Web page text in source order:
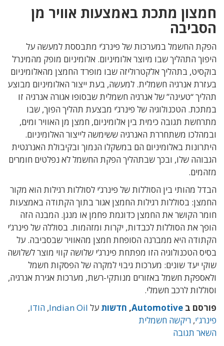
חמצון מתכת באמצעות אוויר מן
הסביבה
הפקת החשמל במערכות של פינרג’י מתבססת למעשה על
היפוך התהליך שבו מיוצר אלומיניום. אלומיניום מופק מהמינרל
בוקסיט, בתהליך אלקטרוליזה שבו מופרד החמצן מהאלומיניום
בעזרת אנרגיה חשמלית. למעשה, בעת ייצור האלומיניום מבוצע
תהליך “טעינה” של אנרגיה חשמלית שבסופו אגורה אנרגיה זו
במתכת. הטכנולוגיה של פינרג’י מבצעת תהליך הפוך, שבו
מתרחשת תגובה כימית בין אלומיניום, חמצן מן האוויר ומים,
ובמהלכו משתחררת האנרגיה ששימשה לייצור האלומיניום.
היתרונות באלומיניום הם במשקלו הנמוך ובקיבולת האנרגטית
הגבוהה שלו, ובכך שבתהליך הפקת החשמל לא נפלטים חומרים
מזהמים.
הבדל מהותי בין הסוללות של פינרג’י לסוללות רגילות הוא מקור
החמצן: בסוללות רגילות החמצן אגור בתוך הקתודה באמצעות
חומר הקושר את החמצן כדוגמת פחמן או מנגן. המבנה הזה
הופך את הסוללות לכבדות, יקרות ומזהמות. בסוללה של פינרג’י
הקתודה היא ממברנה הסופחת חמצן מהאוויר שבסביבה. על
בסיס הטכנולוגיה הזו מפתחת פינרג’י שלושה קווי מוצר לשלושה
שוקי יעד שונים: מערכות גיבוי למקרה של הפסקות חשמל
ולאספקת חשמל באזורים מנותקי-רשת, מערכות אגירת אנרגיה,
וסוללות לרכב חשמלי.
פורסם ב Automotive
, חדשות על Indian Oil
, הודו,
פינרג'י, ריקשה חשמלית
השאר תגובה